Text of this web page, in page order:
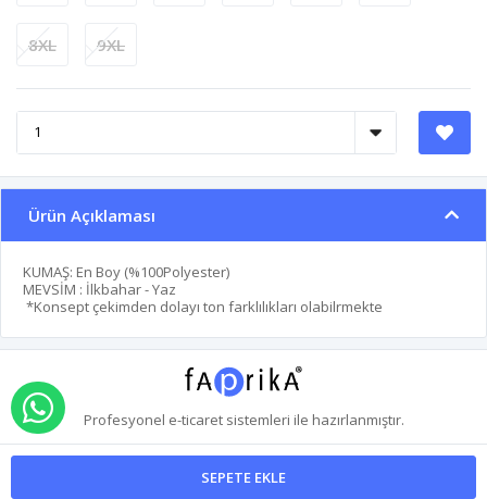
8XL 9XL
SEPETE EKLE
Ürün Açıklaması
KUMAŞ: En Boy (%100Polyester)
MEVSİM : İlkbahar - Yaz
*Konsept çekimden dolayı ton farklılıkları olabilrmekte
Profesyonel e-ticaretsistemleri ile hazırlanmıştır.